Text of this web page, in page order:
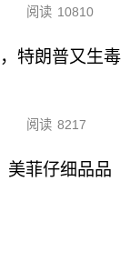
阅读 10810
特朗普又生毒
阅读 8217
美菲仔细品品